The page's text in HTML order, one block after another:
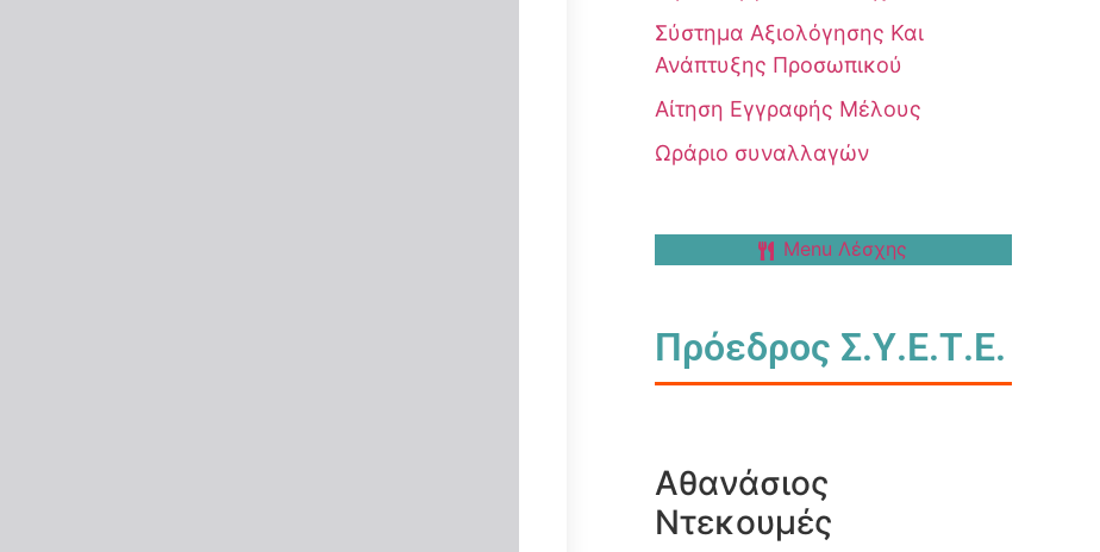
Σύστημα Αξιολόγησης Και
Ανάπτυξης Προσωπικού
Αίτηση Εγγραφής Μέλους
Ωράριο συναλλαγών
Menu Λέσχης
Πρόεδρος Σ.Υ.Ε.Τ.Ε.
Αθανάσιος
Ντεκουμές